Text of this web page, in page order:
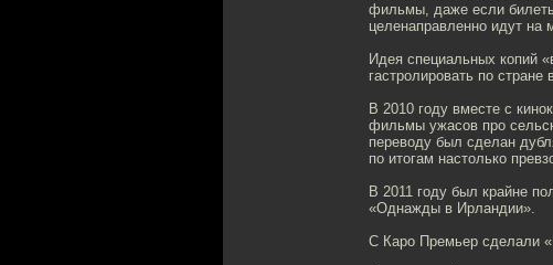
фильмы, даже если
целенаправленно идут на
Идея специальных копий
гастролировать по стране
В 2010 году вместе с
фильмы ужасов про
переводу был сделан
по итогам настолько
В 2011 году был крайне
«Однажды в Ирландии».
С Каро Премьер сделали